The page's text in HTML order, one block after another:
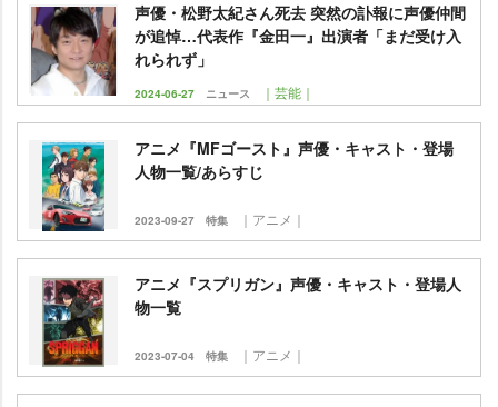
声優・松野太紀さん死去 突然の訃報に声優仲間
が追悼…代表作『金田一』出演者「まだ受け入
れられず」
2024-06-27 ニュース ｜芸能｜
アニメ『MFゴースト』声優・キャスト・登場
人物一覧/あらすじ
2023-09-27 特集 ｜アニメ｜
アニメ『スプリガン』声優・キャスト・登場人
物一覧
2023-07-04 特集 ｜アニメ｜